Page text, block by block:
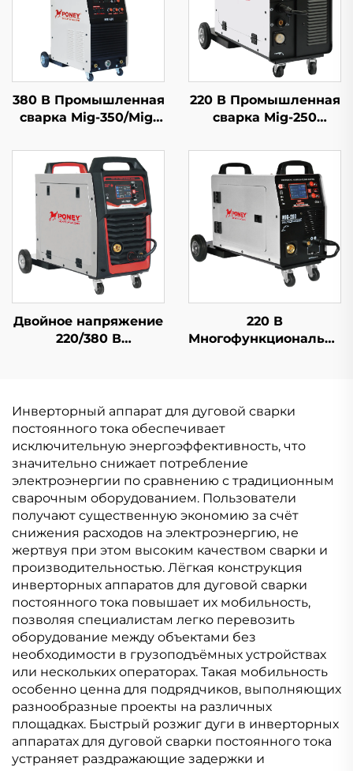
380 В Промышленная
сварка Mig-350/Mig-
подача проволоки
Многофункциональная
сварка с защитой
углекислым газом
Co2 сварка Mig/Mag
220 В Промышленная
сварка Mig-250
сварка с защитой
углекислым газом
Co2 сварка Mig/Mag
Двойное напряжение
220/380 В
ЖК-дисплей
цифровой контроль
синергетическая
сварка
220 В
Многофункциональная
цифровой контроль
синергетическая
сварка
Инверторный аппарат для дуговой сварки
постоянного тока обеспечивает
исключительную энергоэффективность, что
значительно снижает потребление
электроэнергии по сравнению с традиционным
сварочным оборудованием. Пользователи
получают существенную экономию за счёт
снижения расходов на электроэнергию, не
жертвуя при этом высоким качеством сварки и
производительностью. Лёгкая конструкция
инверторных аппаратов для дуговой сварки
постоянного тока повышает их мобильность,
позволяя специалистам легко перевозить
оборудование между объектами без
необходимости в грузоподъёмных устройствах
или нескольких операторах. Такая мобильность
особенно ценна для подрядчиков, выполняющих
разнообразные проекты на различных
площадках. Быстрый розжиг дуги в инверторных
аппаратах для дуговой сварки постоянного тока
устраняет раздражающие задержки и